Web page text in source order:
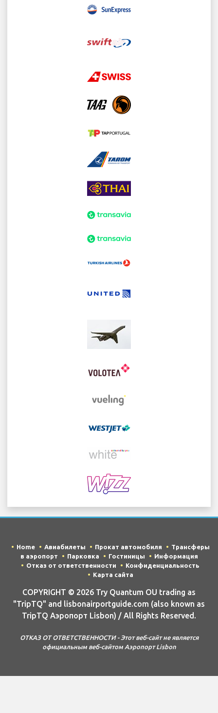
Home Авиабилеты Прокат автомобиля
Трансферы
в аэропорт
Парковка Гостиницы
Информация
Отказ от ответственности
Конфиденциальность
Карта сайта
COPYRIGHT © 2026 Try Quantum OU trading as
"TripTQ" and lisbonairportguide.com (also known as
TripTQ Аэропорт Lisbon) / All Rights Reserved.
ОТКАЗ ОТ ОТВЕТСТВЕННОСТИ - Этот веб-сайт не является
официальным веб-сайтом Аэропорт Lisbon